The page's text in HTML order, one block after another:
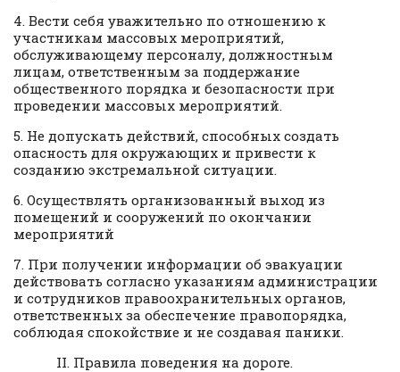
4. Вести себя уважительно по отношению к
участникам массовых мероприятий,
обслуживающему персоналу, должностным
лицам, ответственным за поддержание
общественного порядка и безопасности при
проведении массовых мероприятий.
5. Не допускать действий, способных создать
опасность для окружающих и привести к
созданию экстремальной ситуации.
6. Осуществлять организованный выход из
помещений и сооружений по окончании
мероприятий
7. При получении информации об эвакуации
действовать согласно указаниям администрации
и сотрудников правоохранительных органов,
ответственных за обеспечение правопорядка,
соблюдая спокойствие и не создавая паники.
II. Правила поведения на дороге.